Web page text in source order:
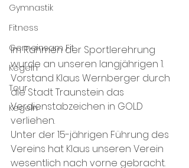
Gymnastik
Fitness
Gemeinsam Fit
Kegeln
Tour
Kegeln
Im Rahmen der Sportlerehrung
wurde an unseren langjährigen 1.
Vorstand Klaus Wernberger durch
die Stadt Traunstein das
Verdienstabzeichen in GOLD
verliehen.
Unter der 15-jährigen Führung des
Vereins hat Klaus unseren Verein
wesentlich nach vorne gebracht.